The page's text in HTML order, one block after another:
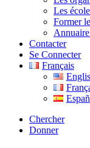
Les
Former
Contacter
Se Connecter
Français
Chercher
Donner